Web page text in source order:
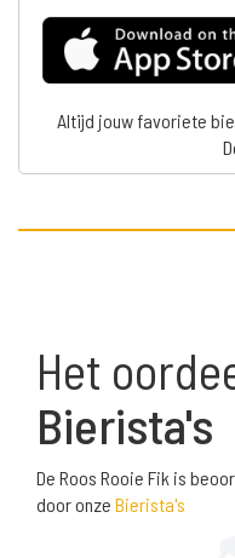
Altijd jouw favoriete
Het
Bierista's
De Roos Rooie Fik is
door onze Bierista's